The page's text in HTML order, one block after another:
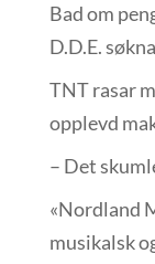
Bad om
D.D.E.
TNT rasar
opplevd
– Det
«Nordland
musikalsk